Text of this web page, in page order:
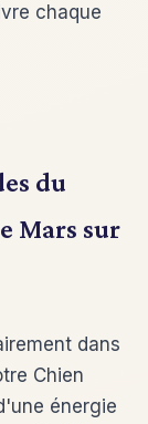
chaque
du
Mars sur
dans
Chien
énergie